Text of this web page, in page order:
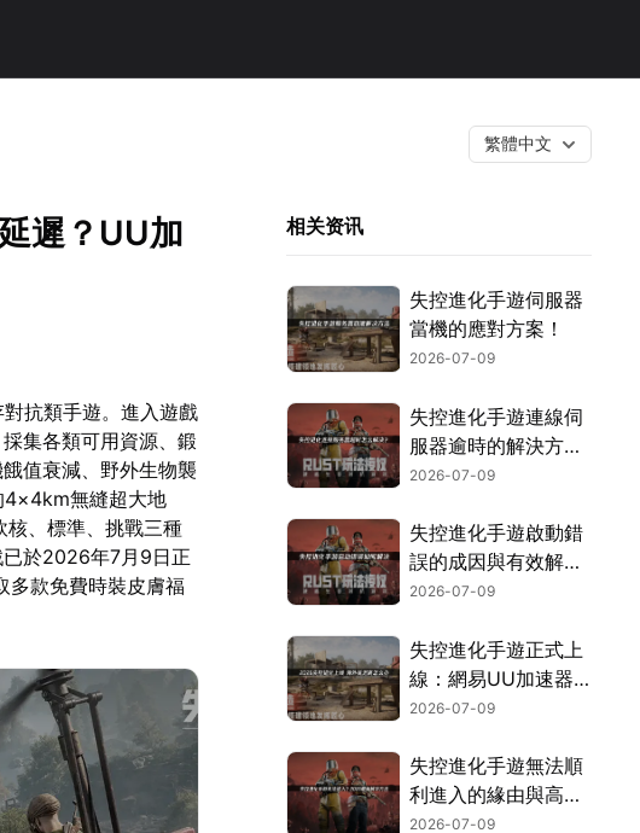
繁體中文
遲？UU加
抗類手遊。進入遊戲
集各類可用資源、鍛
值衰減、野外生物襲
4×4km無縫超大地
核、標準、挑戰三種
於2026年7月9日正
多款免費時裝皮膚福
相关资讯
失控進化手遊伺服器
當機的應對方案！
2026-07-09
失控進化手遊連線伺
服器逾時的解決方
法，玩家登入教學！
2026-07-09
失控進化手遊啟動錯
誤的成因與有效解決
方案完整解析！
2026-07-09
失控進化手遊正式上
線：網易UU加速器
暢玩攻略！
2026-07-09
失控進化手遊無法順
利進入的緣由與高效
率解決辦法！
2026-07-09